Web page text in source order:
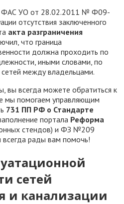
ФАС УО от 28.02.2011 № Ф09-
отсутствия заключенного
акта разграничения
что граница
должна проходить по
иными словами, по
между владельцами.
вы всегда можете обратиться к
мы помогаем управляющим
731 ПП РФ о Стандарте
портала Реформа
стендов) и ФЗ №209
рады вам помочь!
сетей
и канализации